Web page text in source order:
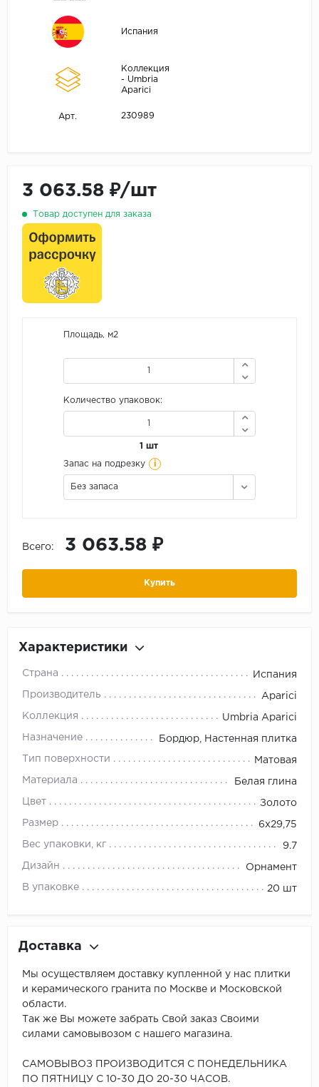
Испания
Коллекция
- Umbria
Aparici
Арт. 230989
3 063.58 ₽/шт
Товар доступен для заказа
Площадь, м2
Количество упаковок:
1 шт
Запас на подрезку i
Без запаса
Всего: 3 063.58 ₽
Купить
Характеристики
Страна Испания
Производитель Aparici
Коллекция Umbria Aparici
Назначение Бордюр, Настенная плитка
Тип поверхности Матовая
Материала Белая глина
Цвет Золото
Размер 6x29,75
Вес упаковки, кг 9.7
Дизайн Орнамент
В упаковке 20 шт
Доставка
Мы осуществляем доставку купленной у нас плитки
и керамического гранита по Москве и Московской
области.
Так же Вы можете забрать Свой заказ Своими
силами самовывозом с нашего магазина.
САМОВЫВОЗ ПРОИЗВОДИТСЯ С ПОНЕДЕЛЬНИКА
ПО ПЯТНИЦУ С 10-30 ДО 20-30 ЧАСОВ.